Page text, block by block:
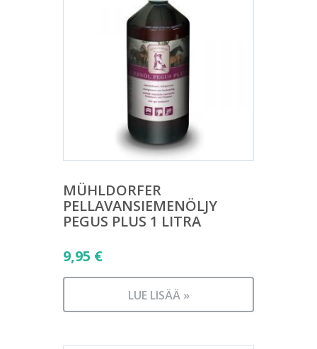
MÜHLDORFER
PELLAVANSIEMENÖLJY
PEGUS PLUS 1 LITRA
9,95 €
LUE LISÄÄ »